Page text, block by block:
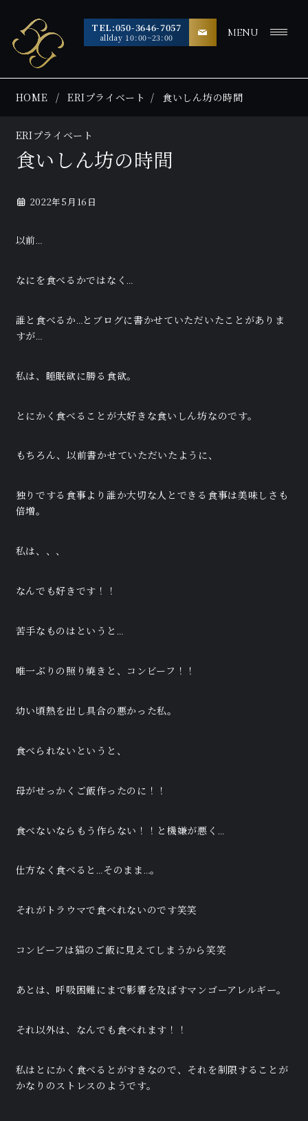
TEL:050-3646-7057
allday 10:00~23:00 MENU
HOME ERIプライベート 食いしん坊の時間
ERIプライベート
食いしん坊の時間
2022年5月16日
以前…
なにを食べるかではなく…
誰と食べるか…とブログに書かせていただいたことがありま
すが…
私は、睡眠欲に勝る食欲。
とにかく食べることが大好きな食いしん坊なのです。
もちろん、以前書かせていただいたように、
独りでする食事より誰か大切な人とできる食事は美味しさも
倍増。
私は、、、
なんでも好きです！！
苦手なものはというと…
唯一ぶりの照り焼きと、コンビーフ！！
幼い頃熱を出し具合の悪かった私。
食べられないというと、
母がせっかくご飯作ったのに！！
食べないならもう作らない！！と機嫌が悪く…
仕方なく食べると…そのまま…。
それがトラウマで食べれないのです笑笑
コンビーフは猫のご飯に見えてしまうから笑笑
あとは、呼吸困難にまで影響を及ぼすマンゴーアレルギー。
それ以外は、なんでも食べれます！！
私はとにかく食べるとがすきなので、それを制限することが
かなりのストレスのようです。